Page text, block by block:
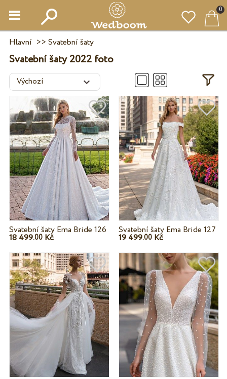
0
Hlavní >> Svatební šaty
Svatební šaty 2022 foto
Svatební šaty Ema Bride 126
18 499.00Kč
Svatební šaty Ema Bride 127
19 499.00 Kč